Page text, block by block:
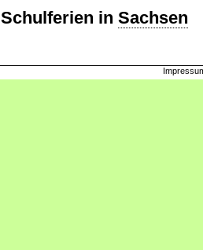
Schulferien in Sachsen